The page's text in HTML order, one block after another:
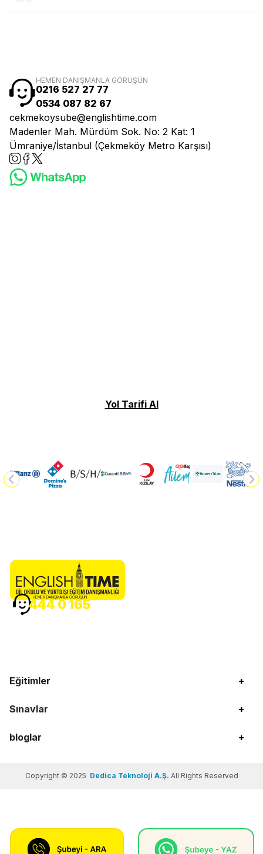
HEMEN DANIŞMANLA GÖRÜŞÜN
0216 527 27 77
0534 087 82 67
cekmekoysube@englishtime.com
Madenler Mah. Mürdüm Sok. No: 2 Kat: 1
Ümraniye/İstanbul (Çekmeköy Metro Karşısı)
Yol Tarifi Al
Eğitimler +
Sınavlar +
bloglar +
HEMEN DANIŞMANLA GÖRÜŞÜN
444 0 165
Copyright © 2025 Dedica Teknoloji A.Ş. All Rights Reserved